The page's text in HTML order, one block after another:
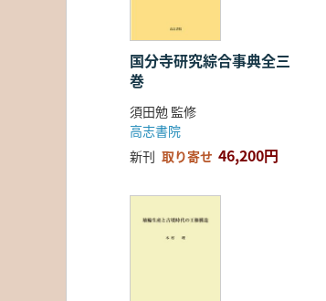
国分寺研究綜合事典全三
巻
須田勉 監修
高志書院
新刊 取り寄せ 46,200円